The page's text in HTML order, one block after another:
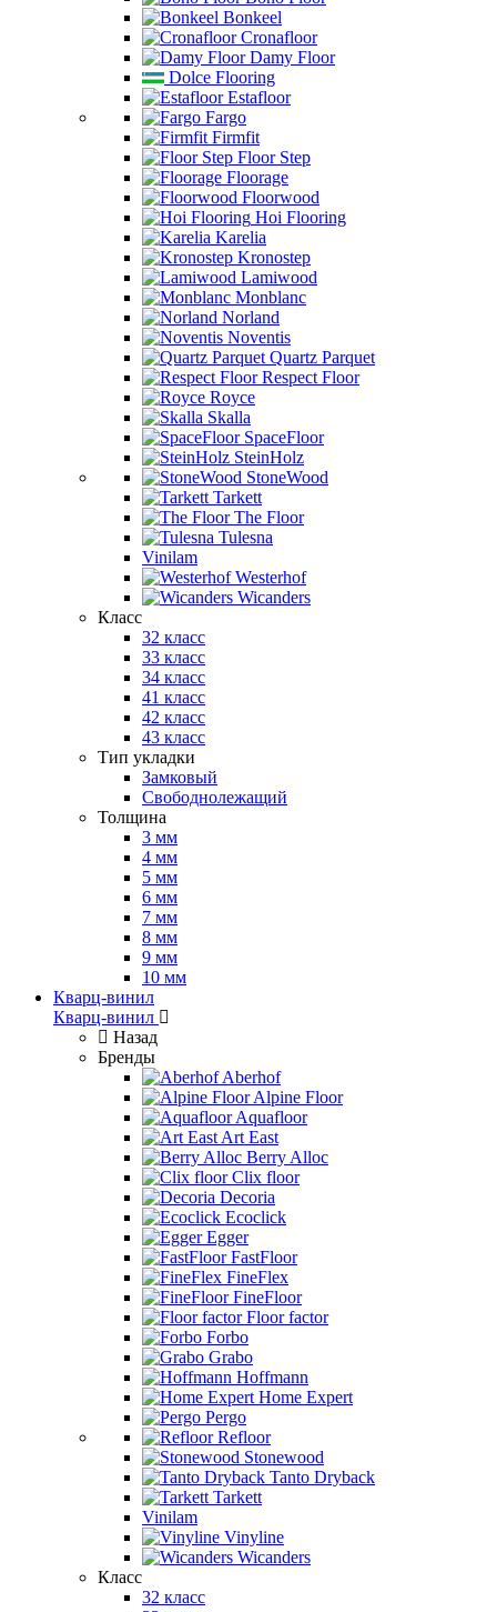
Bonkeel
Cronafloor
Damy Floor
Dolce Flooring
Estafloor
Fargo
Firmfit
Floor Step
Floorage
Floorwood
Hoi Flooring
Karelia
Kronostep
Lamiwood
Monblanc
Norland
Noventis
Quartz Parquet
Respect Floor
Royce
Skalla
SpaceFloor
SteinHolz
StoneWood
Tarkett
The Floor
Tulesna
Vinilam
Westerhof
Wicanders
Класс
32 класс
33 класс
34 класс
41 класс
42 класс
43 класс
Тип укладки
Замковый
Свободнолежащий
Толщина
3 мм
4 мм
5 мм
6 мм
7 мм
8 мм
9 мм
10 мм
Кварц-винил
Кварц-винил
Назад
Бренды
Aberhof
Alpine Floor
Aquafloor
Art East
Berry Alloc
Clix floor
Decoria
Ecoclick
Egger
FastFloor
FineFlex
FineFloor
Floor factor
Forbo
Grabo
Hoffmann
Home Expert
Pergo
Refloor
Stonewood
Tanto Dryback
Tarkett
Vinilam
Vinyline
Wicanders
Класс
32 класс